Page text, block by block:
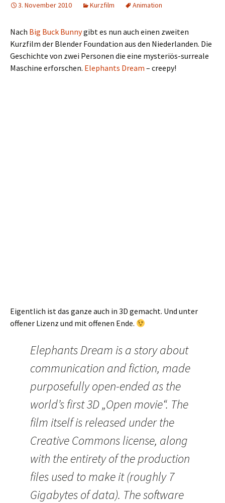
3. November 2010 Kurzfilm Animation
Nach Big Buck Bunnygibt es nun auch einen zweiten
Kurzfilm der Blender Foundation aus den Niederlanden. Die
Geschichte von zwei Personen die eine mysteriös-surreale
Maschine erforschen. Elephants Dream – creepy!
Eigentlich ist das ganze auch in 3D gemacht. Und unter
offener Lizenz und mit offenen Ende.
Elephants Dream is a story about
communication and fiction, made
purposefully open-ended as the
world’s first 3D „Open movie“. The
film itself is released under the
Creative Commons license, along
with the entirety of the production
files used to make it (roughly 7
Gigabytes of data). The software